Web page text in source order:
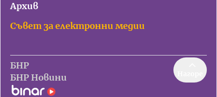
Архив
Съвет за електронни медии
БНР
БНР Новини